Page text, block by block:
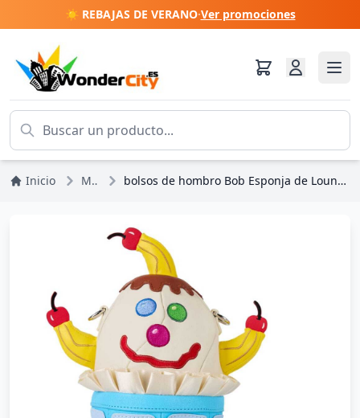
☀️ REBAJAS DE VERANO·Ver promociones
Inicio Mochilas bolsos de hombro Bob Esponja de Loungefly , helado Sundae de Goofy Goobers